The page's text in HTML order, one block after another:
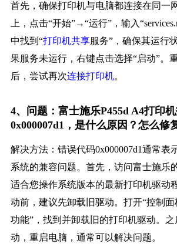
首先，确保打印机与电脑都连接在同一
上，点击“开始”→“运行”，输入
中找到“打印机共享服务”，确保其运行
果服务未运行，右键点击选择“启动”。
后，尝试再次连接打印机。
4、问题：富士施乐P455d A4打印
0x000007d1，是什么原因？怎么修
解决方法：错误代码0x000007d1通常表
系统的兼容问题。首先，访问富士施乐
适合您操作系统版本的最新打印机驱动
动前，建议先卸载旧驱动。打开“控制面
功能”，找到并卸载旧的打印机驱动。
动，重启电脑，通常可以解决问题。